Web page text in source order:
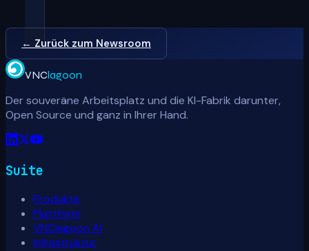
← Zurück zum Newsroom
VNClagoon
Der souveräne Arbeitsplatz und die KI-Fabrik darunter,
Open Source und ganz in Ihrer Hand.
Suite
Produkte
Plattform
VNClagoon AI
Infrastruktur